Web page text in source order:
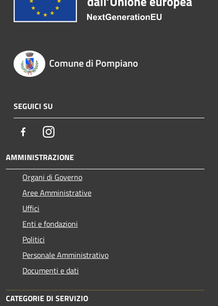
Comune di Pompiano
SEGUICI SU
FacebookInstagram
AMMINISTRAZIONE
Organi di Governo
Aree Amministrative
Uffici
Enti e fondazioni
Politici
Personale Amministrativo
Documenti e dati
CATEGORIE DI SERVIZIO